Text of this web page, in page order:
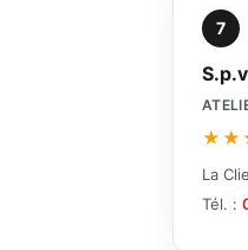
7
La
Tél. :